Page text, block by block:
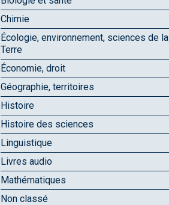
Chimie
Écologie, environnement, sciences de la
Terre
Économie, droit
Géographie, territoires
Histoire
Histoire des sciences
Linguistique
Livres audio
Mathématiques
Non classé